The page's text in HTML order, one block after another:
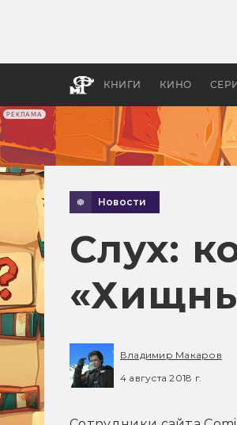
РЕКЛАМА
КНИГИ КИНО
Новости
Слух:
Владимир Макаров
4 августа 2018 г.